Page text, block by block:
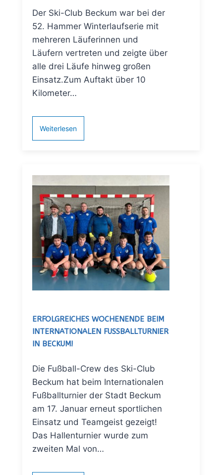
Der Ski-Club Beckum war bei der
52. Hammer Winterlaufserie mit
mehreren Läuferinnen und
Läufern vertreten und zeigte über
alle drei Läufe hinweg großen
Einsatz.Zum Auftakt über 10
Kilometer…
Weiterlesen
ERFOLGREICHES WOCHENENDE BEIM
INTERNATIONALEN FUSSBALLTURNIER I
N BECKUM!
Die Fußball-Crew des Ski-Club
Beckum hat beim Internationalen
Fußballturnier der Stadt Beckum
am 17. Januar erneut sportlichen
Einsatz und Teamgeist gezeigt!
Das Hallenturnier wurde zum
zweiten Mal von…